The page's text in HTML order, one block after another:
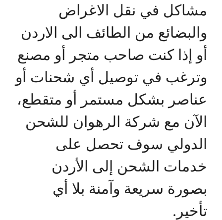
مشاكل في نقل الاغراض
والبضائع من الطائف الى الاردن
أو إذا كنت صاحب متجر أو مصنع
وترغب في توصيل أي شحنات أو
عناصر بشكل مستمر أو متقطع،
الآن مع شركة الرهوان للشحن
الدولي سوف تحصل على
خدمات الشحن إلى الأردن
بصورة سريعة وآمنة بلا أي
تأخير.